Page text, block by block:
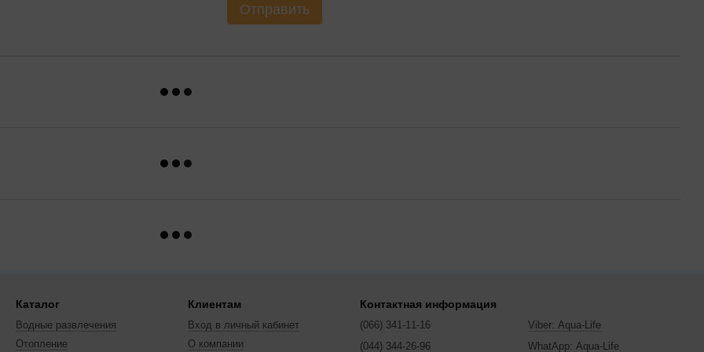
Отправить
Каталог
Водные развлечения
Отопление
Клиентам
Вход в личный кабинет
О компании
Контактная информация
(066) 341-11-16
(044) 344-26-96
Viber: Aqua-Life
WhatApp: Aqua-Life